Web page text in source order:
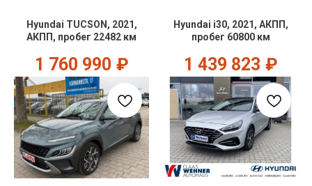
Hyundai TUCSON, 2021,
АКПП, пробег 22482 км
1 760 990 ₽
Hyundai i30, 2021, АКПП,
пробег 60800 км
1 439 823 ₽